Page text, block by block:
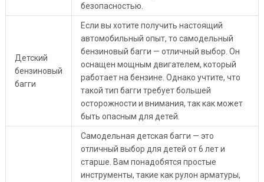
безопасностью.
Детский
бензиновый
багги
Если вы хотите получить настоящий
автомобильный опыт, то самодельный
бензиновый багги — отличный выбор. Он
оснащен мощным двигателем, который
работает на бензине. Однако учтите, что
такой тип багги требует большей
осторожности и внимания, так как может
быть опасным для детей.
Самодельная детская багги — это
отличный выбор для детей от 6 лет и
старше. Вам понадобятся простые
инструменты, такие как рулон арматуры,